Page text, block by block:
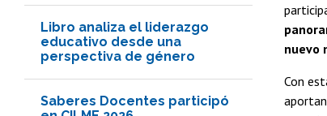
Libro analiza el liderazgo
educativo desde una
perspectiva de género
Saberes Docentes participó
nuevo
Con